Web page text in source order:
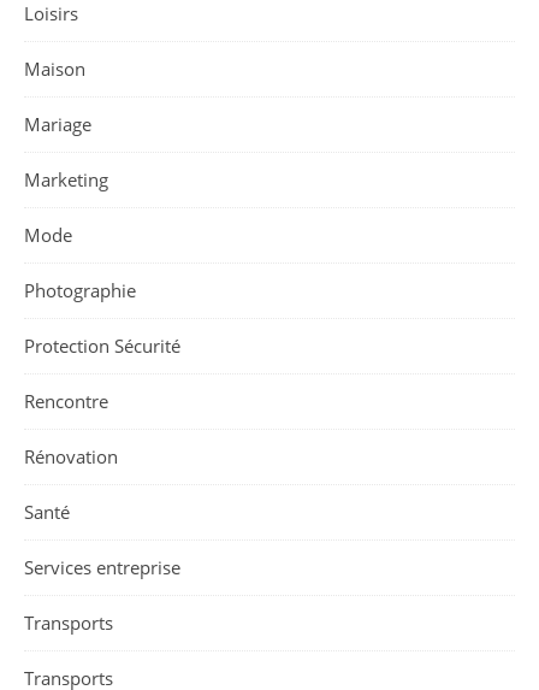
Loisirs
Maison
Mariage
Marketing
Mode
Photographie
Protection Sécurité
Rencontre
Rénovation
Santé
Services entreprise
Transports
Transports